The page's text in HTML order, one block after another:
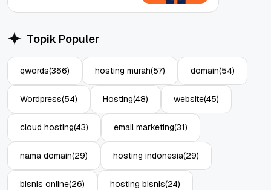
Topik Populer
qwords(366) hosting murah(57) domain(54)
Wordpress(54) Hosting(48) website(45)
cloud hosting(43) email marketing(31)
nama domain(29) hosting indonesia(29)
bisnis online(26) hosting bisnis(24)